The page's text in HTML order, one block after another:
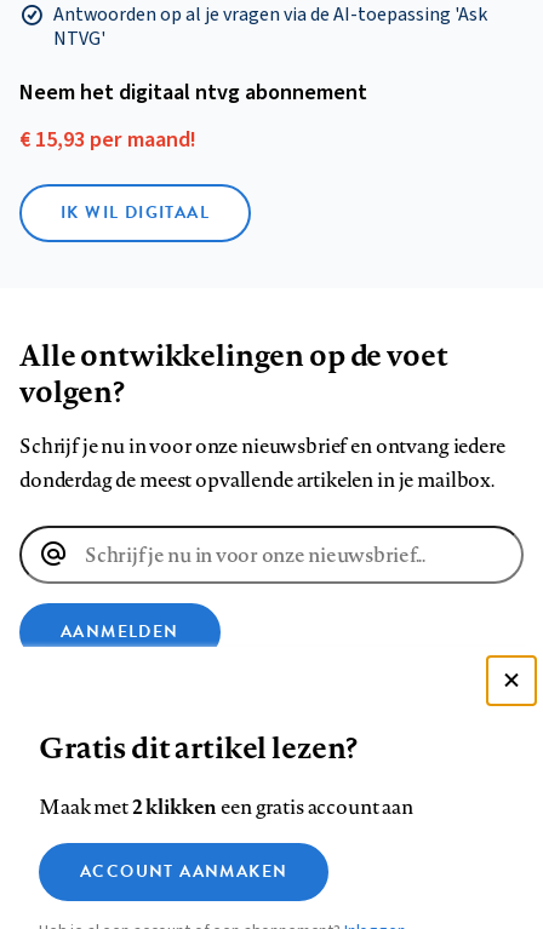
Antwoorden op al je vragen via de AI-toepassing 'Ask
NTVG'
Neem het digitaal ntvg abonnement
€ 15,93 per maand!
IK WIL DIGITAAL
Alle ontwikkelingen op de voet
volgen?
Schrijf je nu in voor onze nieuwsbrief en ontvang iedere
donderdag de meest opvallende artikelen in je mailbox.
E-
mailadres
AANMELDEN
op
Facebook
op
LinkedIn
op
Bluesky
ons
op
InstagramYouTube
Footer
Contact Colofon Disclaimer Privacy
Medische vragen verdienen
betrouwbare antwoorden
Zie onze cookie policy
Analytische cookies
Gratis dit artikel lezen?
Maak met2 klikkeneen gratis account aan
ACCOUNT AANMAKEN